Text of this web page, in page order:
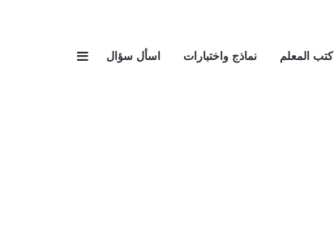
كتب المعلم نماذج واختبارات اسأل سؤال إضافة عمود